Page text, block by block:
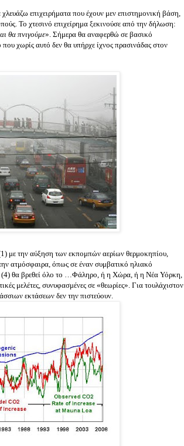
επιχειρήματα που έχουν μεν επιστημονική βάση,
Το χτεσινό επιχείρημα ξεκινούσε από την δήλωση:
θα πνιγούμε». Σήμερα θα αναφερθώ σε βασικό
χωρίς αυτό δεν θα υπήρχε ίχνος πρασινάδας στον
με την αύξηση των εκπομπών αερίων θερμοκηπίου,
ατμόσφαιρα, όπως σε έναν συμβατικό ηλιακό
(4) θα βρεθεί όλο το …Φάληρο, ή η Χώρα, ή η Νέα Υόρκη,
μελέτες, συνυφασμένες σε «θεωρίες». Για τουλάχιστον
εκτάσεων δεν την πιστεύουν.